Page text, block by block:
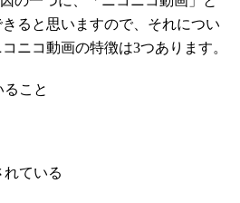
ると思いますので、それについ
ニコ動画の特徴は3つあります。
こと
ている